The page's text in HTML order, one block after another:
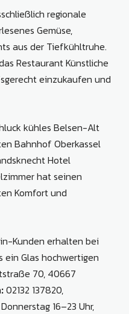
regionale
Gemüse,
aus der Tiefkühltruhe.
Restaurant Künstliche
einzukaufen und
kühles Belsen-Alt
Bahnhof Oberkassel
Hotel
hat seinen
Komfort und
Kunden erhalten bei
Glas hochwertigen
70, 40667
02132 137820,
16–23 Uhr,